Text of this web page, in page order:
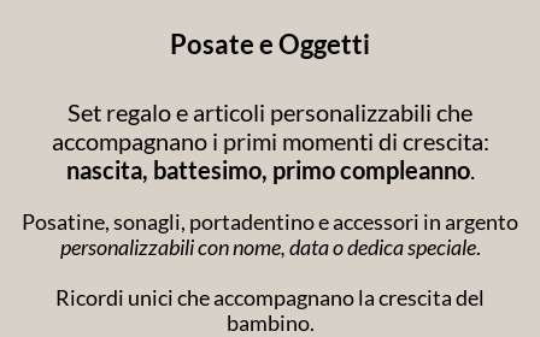
Posate e Oggetti
Set regalo e articoli personalizzabili che
accompagnano i primi momenti di crescita:
nascita, battesimo, primo compleanno.
Posatine, sonagli, portadentino e accessori in argento
personalizzabili con nome, data o dedica speciale.
Ricordi unici che accompagnano la crescita del
bambino.